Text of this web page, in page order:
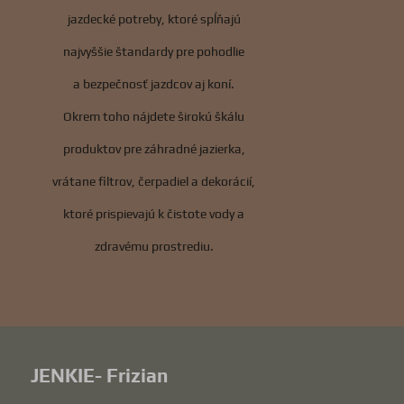
jazdecké potreby, ktoré spĺňajú
najvyššie štandardy pre pohodlie
a bezpečnosť jazdcov aj koní.
Okrem toho nájdete širokú škálu
produktov pre záhradné jazierka,
vrátane filtrov, čerpadiel a dekorácií,
ktoré prispievajú k čistote vody a
zdravému prostrediu.
JENKIE- Frizian